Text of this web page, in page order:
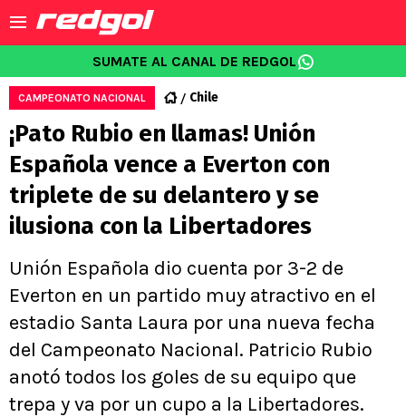
SUMATE AL CANAL DE REDGOL
CAMPEONATO NACIONAL Chile
¡Pato Rubio en llamas! Unión
Española vence a Everton con
triplete de su delantero y se
ilusiona con la Libertadores
Unión Española dio cuenta por 3-2 de
Everton en un partido muy atractivo en el
estadio Santa Laura por una nueva fecha
del Campeonato Nacional. Patricio Rubio
anotó todos los goles de su equipo que
trepa y va por un cupo a la Libertadores.